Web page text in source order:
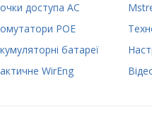
доступа AC
POE
батареї
WirEng